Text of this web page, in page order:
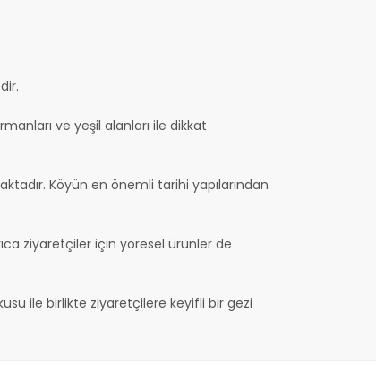
ve yeşil alanları ile dikkat
Köyün en önemli tarihi yapılarından
ziyaretçiler için yöresel ürünler de
ile birlikte ziyaretçilere keyifli bir gezi